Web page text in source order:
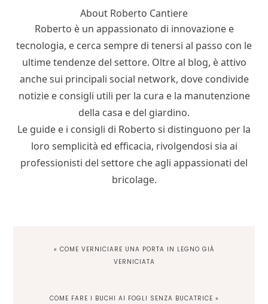
About Roberto Cantiere
Roberto è un appassionato di innovazione e
tecnologia, e cerca sempre di tenersi al passo con le
ultime tendenze del settore. Oltre al blog, è attivo
anche sui principali social network, dove condivide
notizie e consigli utili per la cura e la manutenzione
della casa e del giardino.
Le guide e i consigli di Roberto si distinguono per la
loro semplicità ed efficacia, rivolgendosi sia ai
professionisti del settore che agli appassionati del
bricolage.
PREVIOUS
« COME VERNICIARE UNA PORTA IN LEGNO GIÀ
VERNICIATA
NEXT
COME FARE I BUCHI AI FOGLI SENZA BUCATRICE »